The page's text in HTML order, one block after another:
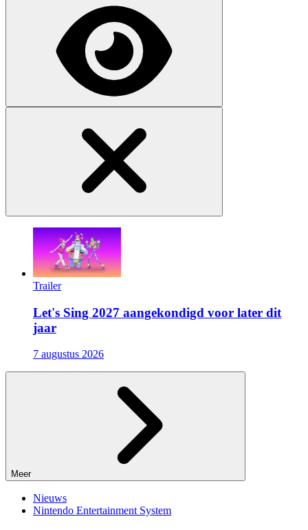
Trailer
Let's Sing 2027 aangekondigd voor later dit
jaar
7 augustus 2026
Meer
Nieuws
Nintendo Entertainment System